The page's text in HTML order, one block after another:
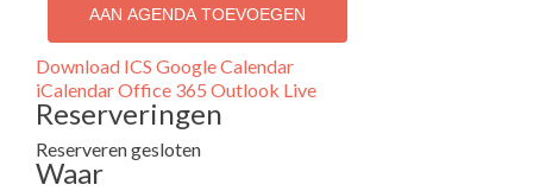
AAN AGENDA TOEVOEGEN
Download ICS Google Calendar
iCalendarOffice 365 Outlook Live
Reserveringen
Reserveren gesloten
Waar